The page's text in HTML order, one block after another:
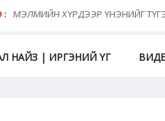
: МЭЛМИЙН ХҮРДЭЭР ҮНЭНИЙГ
НАЙЗ | ИРГЭНИЙ ҮГ